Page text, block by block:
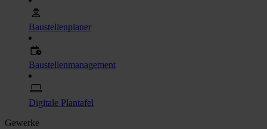
Baustellenplaner
Baustellenmanagement
Digitale Plantafel
Gewerke